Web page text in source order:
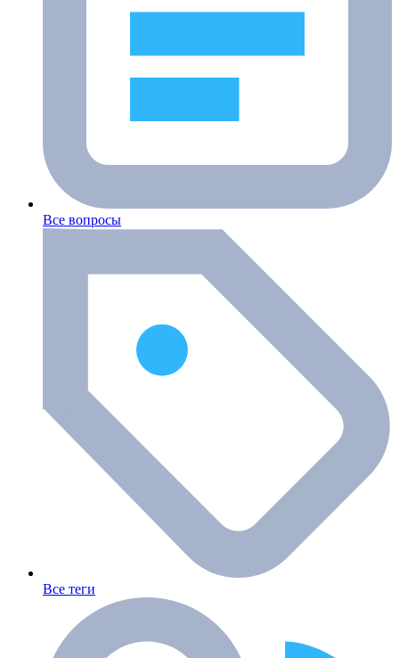
Все вопросы
Все теги